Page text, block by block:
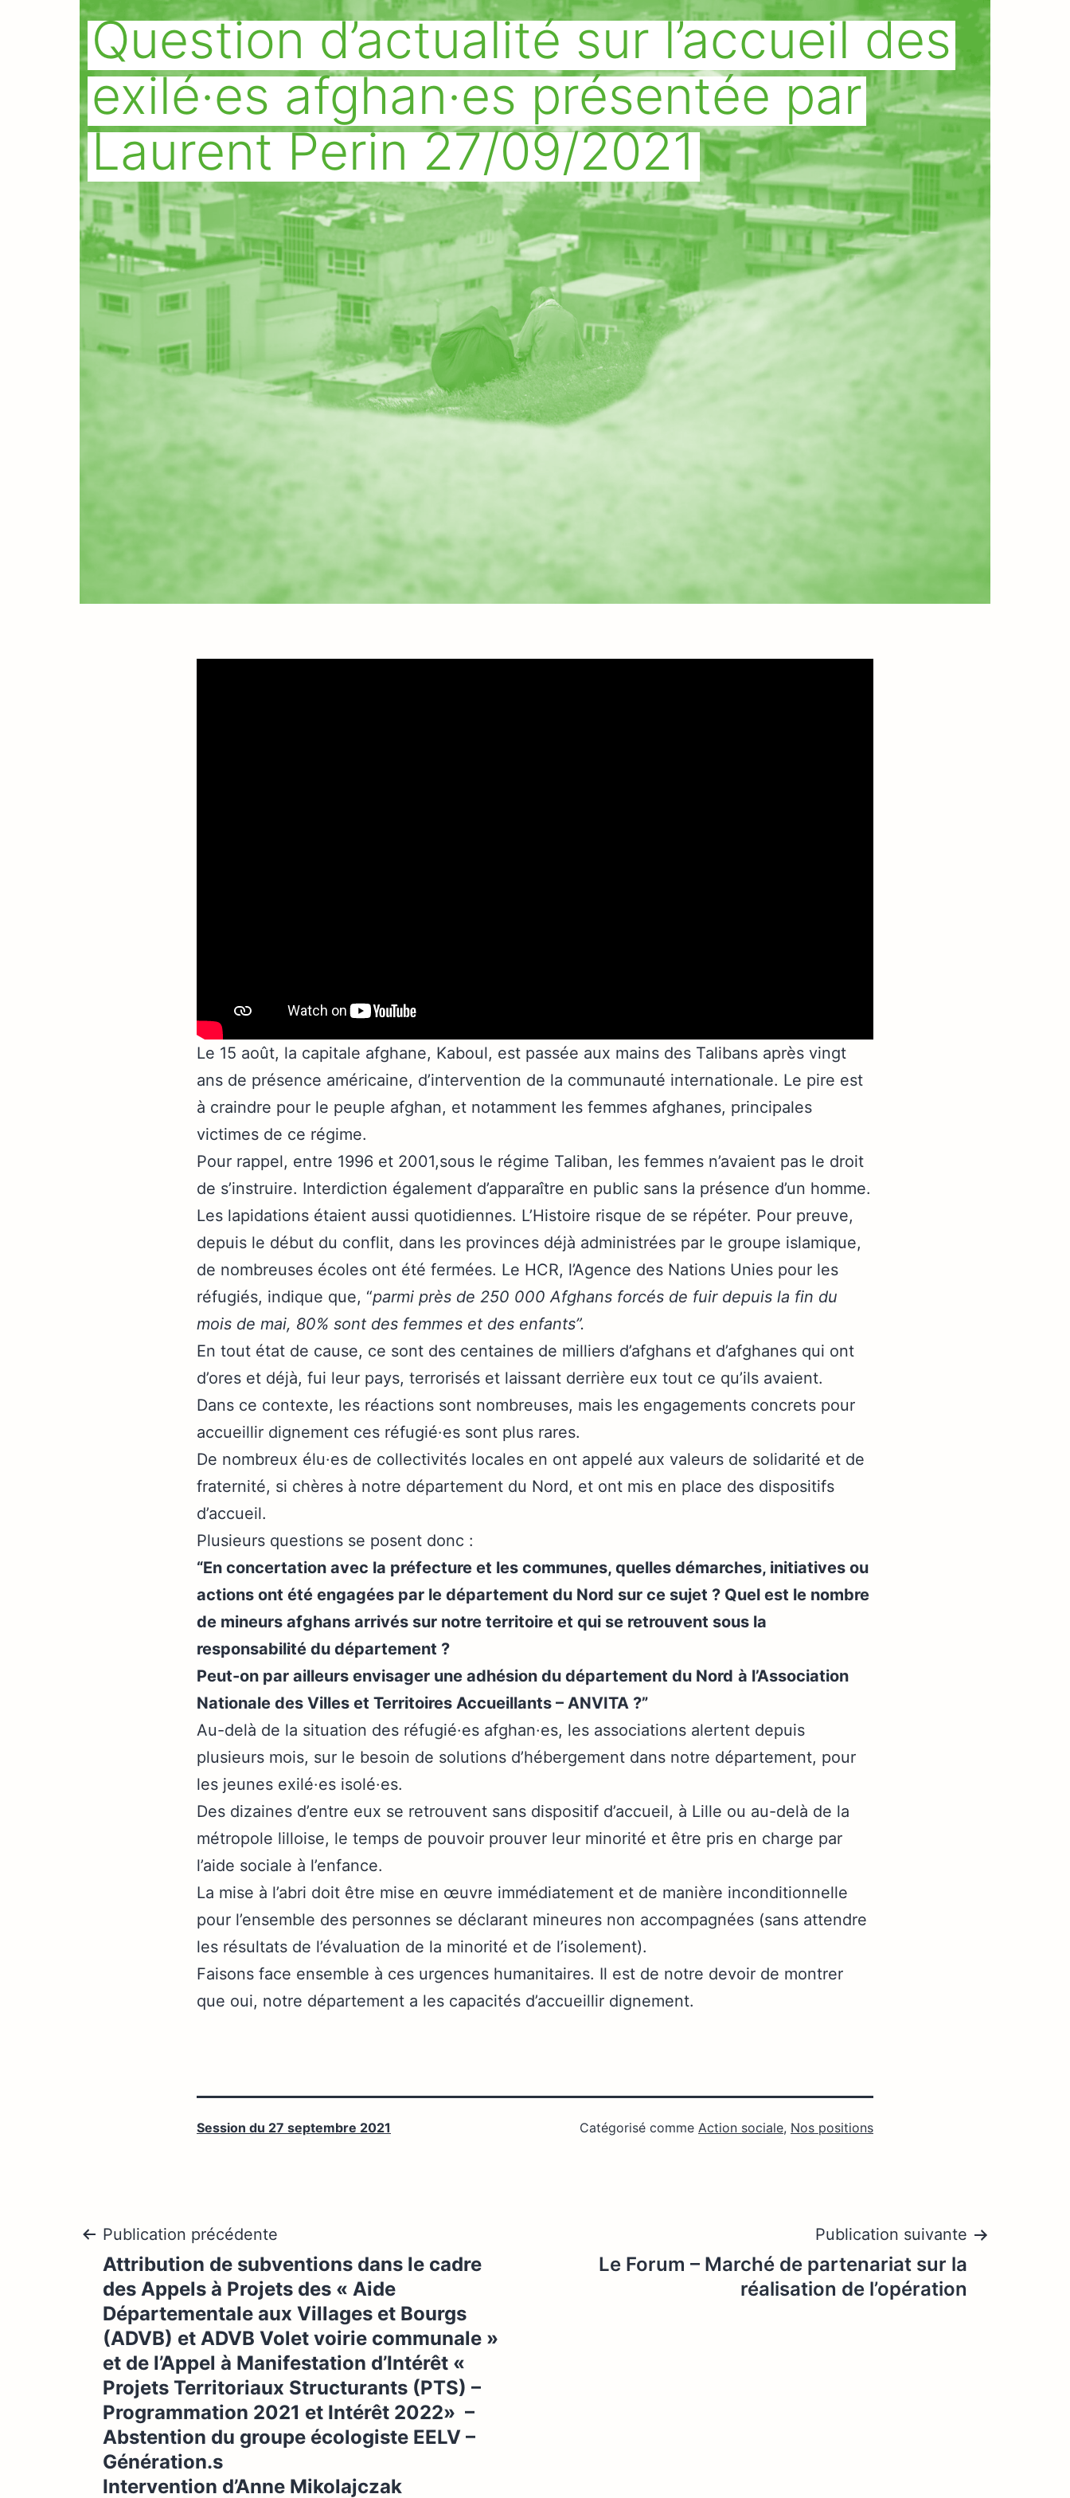
Question d’actualité sur l’accueil des
exilé·es afghan·es présentée par
Laurent Perin 27/09/2021
Le 15 août, la capitale afghane, Kaboul, est passée aux mains des Talibans après vingt
ans de présence américaine, d’intervention de la communauté internationale. Le pire est
à craindre pour le peuple afghan, et notamment les femmes afghanes, principales
victimes de ce régime.
Pour rappel, entre 1996 et 2001,sous le régime Taliban, les femmes n’avaient pas le droit
de s’instruire. Interdiction également d’apparaître en public sans la présence d’un homme.
Les lapidations étaient aussi quotidiennes. L’Histoire risque de se répéter. Pour preuve,
depuis le début du conflit, dans les provinces déjà administrées par le groupe islamique,
de nombreuses écoles ont été fermées. Le HCR, l’Agence des Nations Unies pour les
réfugiés, indique que, “parmi près de 250 000 Afghans forcés de fuir depuis la fin du
mois de mai, 80% sont des femmes et des enfants”.
En tout état de cause, ce sont des centaines de milliers d’afghans et d’afghanes qui ont
d’ores et déjà, fui leur pays, terrorisés et laissant derrière eux tout ce qu’ils avaient.
Dans ce contexte, les réactions sont nombreuses, mais les engagements concrets pour
accueillir dignement ces réfugié·es sont plus rares.
De nombreux élu·es de collectivités locales en ont appelé aux valeurs de solidarité et de
fraternité, si chères à notre département du Nord, et ont mis en place des dispositifs
d’accueil.
Plusieurs questions se posent donc :
“En concertation avec la préfecture et les communes, quelles démarches, initiatives ou
actions ont été engagées par le département du Nord sur ce sujet ? Quel est le nombre
de mineurs afghans arrivés sur notre territoire et qui se retrouvent sous la
responsabilité du département ?
Peut-on par ailleurs envisager une adhésion du département du Nord à l’Association
Nationale des Villes et Territoires Accueillants – ANVITA ?”
Au-delà de la situation des réfugié·es afghan·es, les associations alertent depuis
plusieurs mois, sur le besoin de solutions d’hébergement dans notre département, pour
les jeunes exilé·es isolé·es.
Des dizaines d’entre eux se retrouvent sans dispositif d’accueil, à Lille ou au-delà de la
métropole lilloise, le temps de pouvoir prouver leur minorité et être pris en charge par
l’aide sociale à l’enfance.
La mise à l’abri doit être mise en œuvre immédiatement et de manière inconditionnelle
pour l’ensemble des personnes se déclarant mineures non accompagnées (sans attendre
les résultats de l’évaluation de la minorité et de l’isolement).
Faisons face ensemble à ces urgences humanitaires. Il est de notre devoir de montrer
que oui, notre département a les capacités d’accueillir dignement.
Session du 27 septembre 2021 Catégorisé comme Action sociale, Nos positions
Navigation
de
l’article
Publication précédente
Attribution de subventions dans le cadre
des Appels à Projets des « Aide
Départementale aux Villages et Bourgs
(ADVB) et ADVB Volet voirie communale »
et de l’Appel à Manifestation d’Intérêt «
Projets Territoriaux Structurants (PTS) –
Programmation 2021 et Intérêt 2022» –
Abstention du groupe écologiste EELV –
Génération.s
Intervention d’Anne Mikolajczak
Publication suivante
Le Forum – Marché de partenariat sur la
réalisation de l’opération